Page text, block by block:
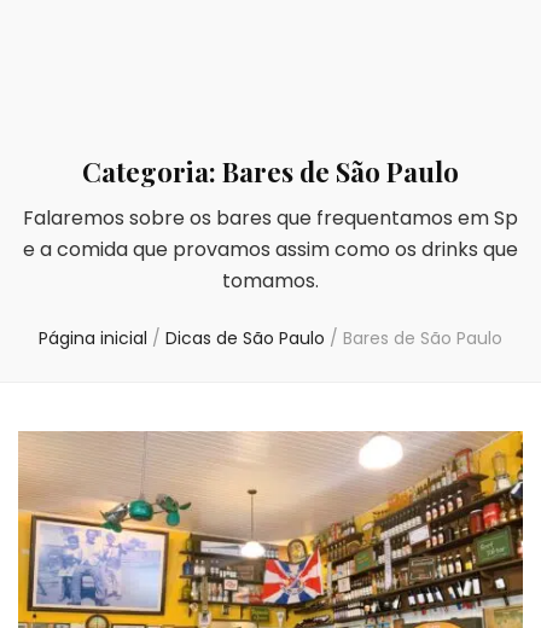
Categoria: Bares de São Paulo
Falaremos sobre os bares que frequentamos em Sp
e a comida que provamos assim como os drinks que
tomamos.
Página inicial / Dicas de São Paulo / Bares de São Paulo